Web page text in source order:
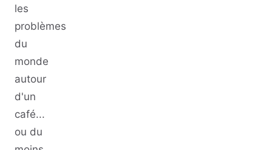
les
problèmes
du
monde
autour
d'un
café...
ou du